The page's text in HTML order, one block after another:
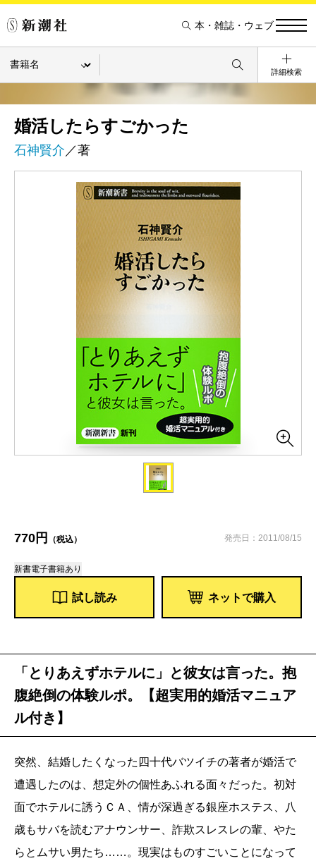
本・雑誌・ウェブ
詳細検索
婚活したらすごかった
石神賢介 ／著
770円 （税込） 発売日：2011/08/15
新書電子書籍あり
試し読み ネットで購入
「とりあえずホテルに」と彼女は言った。抱
腹絶倒の体験ルポ。【超実用的婚活マニュア
ル付き】
突然、結婚したくなった四十代バツイチの著者が婚活で
遭遇したのは、想定外の個性あふれる面々だった。初対
面でホテルに誘うＣＡ、情が深過ぎる銀座ホステス、八
歳もサバを読むアナウンサー、詐欺スレスレの輩、やた
らとムサい男たち……。現実はものすごいことになって